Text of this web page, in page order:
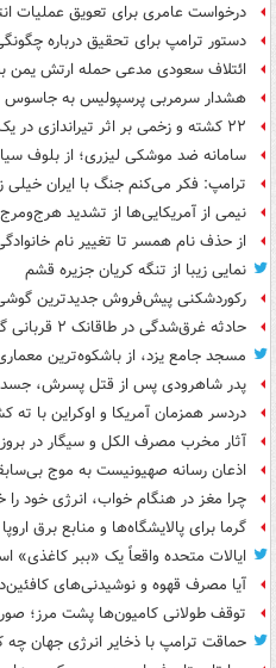
درخواست عامری برای تعویق عملیات
دستور ترامپ برای تحقیق درباره
ائتلاف سعودی مدعی حمله ارتش یمن
هشدار سرمربی پرسپولیس به جاسوس
۲۲ کشته و زخمی بر اثر تیراندازی در یک مدرسه در تایلند+ فیلم
سامانه ضد موشکی لیزری؛ از بلوف
ترامپ: فکر می‌کنم جنگ با ایران خیلی
نیمی از آمریکایی‌ها از تشدید
از حذف نام همسر تا تغییر نام
نمایی زیبا از تنگه کریان جزیره قشم
رکوردشکنی پیش‌فروش جدیدترین
حادثه غرق‌شدگی در طاقانک ۲ قربانی گرفت
مسجد جامع یزد، از باشکوه‌ترین
پدر شاهرودی پس از قتل پسرش، جسد
دردسر همزمان آمریکا و اوکراین با
آثار مخرب مصرف الکل و سیگار در
اذعان رسانه صهیونیست به موج
چرا مغز در هنگام خواب، انرژی خود را
گرما برای پالایشگاه‌ها و منابع برق
ایالات متحده واقعاً یک «ببر کاغذی»
آیا مصرف قهوه و نوشیدنی‌های
توقف طولانی کامیون‌ها پشت مرز؛
حماقت ترامپ با ذخایر انرژی جهان چه